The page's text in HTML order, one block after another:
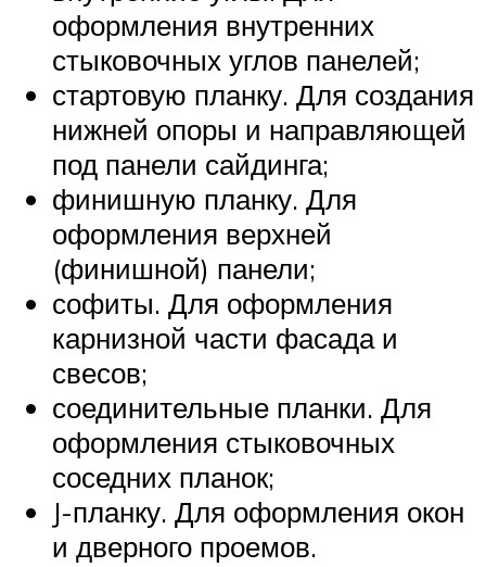
оформления внутренних
стыковочных углов панелей;
стартовую планку. Для создания
нижней опоры и направляющей
под панели сайдинга;
финишную планку. Для
оформления верхней
(финишной) панели;
софиты. Для оформления
карнизной части фасада и
свесов;
соединительные планки. Для
оформления стыковочных
соседних планок;
J-планку. Для оформления окон
и дверного проемов.